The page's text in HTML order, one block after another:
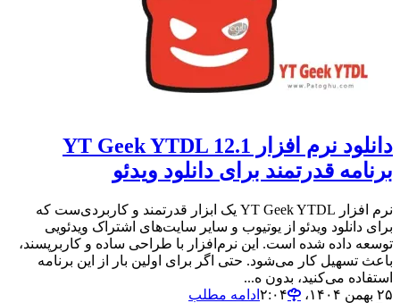
دانلود نرم افزار YT Geek YTDL 12.1
برنامه قدرتمند برای دانلود ویدئو
نرم افزار YT Geek YTDL یک ابزار قدرتمند و کاربردی‌ست که
برای دانلود ویدئو از یوتیوب و سایر سایت‌های اشتراک ویدئویی
توسعه داده شده است. این نرم‌افزار با طراحی ساده و کاربرپسند،
باعث تسهیل کار می‌شود. حتی اگر برای اولین بار از این برنامه
استفاده می‌کنید، بدون ه...
۲۵ بهمن ۱۴۰۴،‏ ۲:۰۴
ادامه مطلب